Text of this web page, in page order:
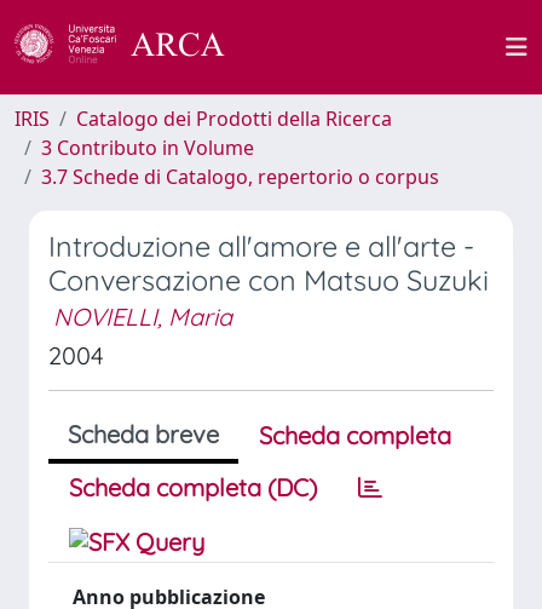
IRIS
Catalogo dei Prodotti della Ricerca
3 Contributo in Volume
3.7 Schede di Catalogo, repertorio o corpus
Introduzione all'amore e all'arte -
Conversazione con Matsuo Suzuki
NOVIELLI, Maria
2004
Scheda breve
Scheda completa
Scheda completa (DC)
Anno pubblicazione